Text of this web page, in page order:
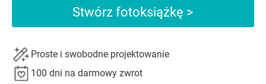
Stwórz fotoksiążkę >
Proste i swobodne projektowanie
100 dni na darmowy zwrot